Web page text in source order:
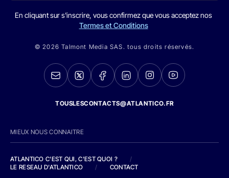
En cliquant sur s'inscrire, vous confirmez que vous acceptez nos
Termes et Conditions
© 2026 Talmont Media SAS. tous droits réservés.
TOUSLESCONTACTS@ATLANTICO.FR
MIEUX NOUS CONNAITRE
ATLANTICO C'EST QUI, C'EST QUOI ?
/
LE RESEAU D'ATLANTICO
/ CONTACT